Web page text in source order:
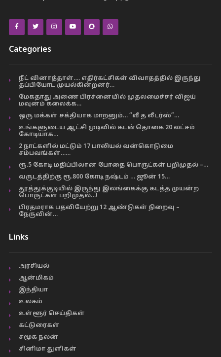
Categories
நீட் வினாத்தாள்…. எதிர்கட்சிகள் விவாதத்தில் இருந்து
தப்பியோட முயல்கின்றனர்…
மேகதாது அணை பிரச்னையில் முதலமைச்சர் விஜய்
மவுனம் கலைக்க…
ஒரு மக்கள் சக்தியாக மாறனும்… “வீ த லீடர்ஸ்”…
உங்களுடைய ஆட்சி முடிவில் கடன்தொகை 20 லட்சம்
கோடியாக…
2 நாட்களில் மட்டும் 17 பாலியல் வன்கொடுமை
சம்பவங்கள்……
ரூ.5 கோடி மதிப்பிலான போதை பொருட்கள் பறிமுதல் –…
வருடத்திற்கு ரூ.800 கோடி நஷ்டம் … ஜூன் 15…
தூத்துக்குடியில் இருந்து இலங்கைக்கு கடத்த முயன்ற
பொருட்கள் பறிமுதல்…!
பிரதமராக பதவியேற்று 12 ஆண்டுகள் நிறைவு –
நேருவின்…
Links
அரசியல்
ஆன்மிகம்
இந்தியா
உலகம்
உள்ளூர் செய்திகள்
கட்டுரைகள்
சமூக நலன்
சினிமா துளிகள்